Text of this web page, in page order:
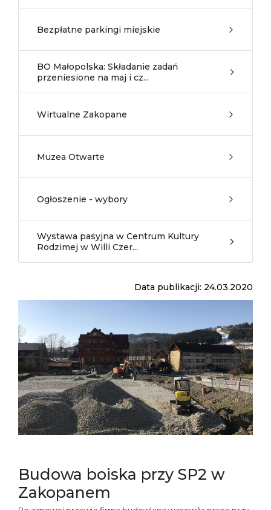
Bezpłatne parkingi miejskie
BO Małopolska: Składanie zadań
przeniesione na maj i cz...
Wirtualne Zakopane
Muzea Otwarte
Ogłoszenie - wybory
Wystawa pasyjna w Centrum Kultury
Rodzimej w Willi Czer...
Data publikacji: 24.03.2020
Budowa boiska przy SP2 w
Zakopanem